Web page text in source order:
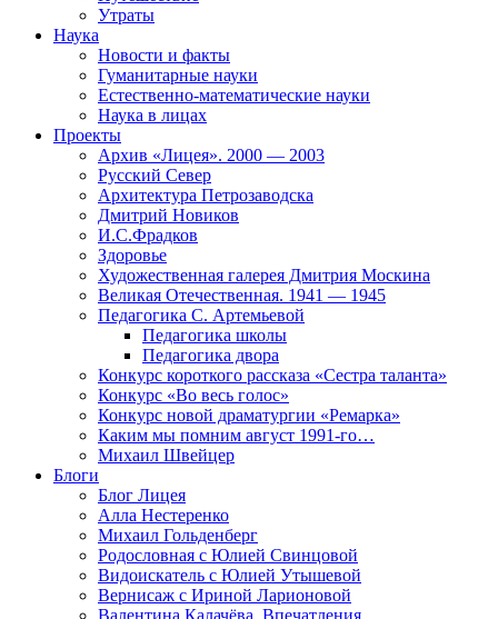
Утраты
Наука
Новости и факты
Гуманитарные науки
Естественно-математические науки
Наука в лицах
Проекты
Архив «Лицея». 2000 — 2003
Русский Север
Архитектура Петрозаводска
Дмитрий Новиков
И.С.Фрадков
Здоровье
Художественная галерея Дмитрия Москина
Великая Отечественная. 1941 — 1945
Педагогика С. Артемьевой
Педагогика школы
Педагогика двора
Конкурс короткого рассказа «Сестра таланта»
Конкурс «Во весь голос»
Конкурс новой драматургии «Ремарка»
Каким мы помним август 1991-го…
Михаил Швейцер
Блоги
Блог Лицея
Алла Нестеренко
Михаил Гольденберг
Родословная с Юлией Свинцовой
Видоискатель с Юлией Утышевой
Вернисаж с Ириной Ларионовой